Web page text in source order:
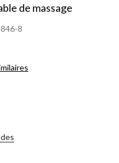
de massage
8